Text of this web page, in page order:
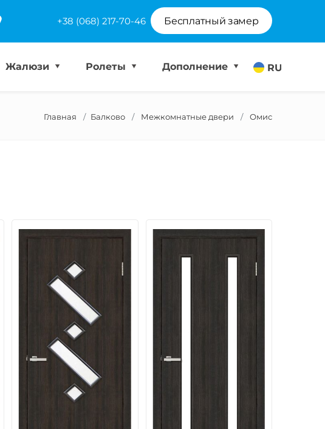
+38 (068) 217-70-46 Бесплатный замер
RU
Жалюзи Ролеты Дополнение
Главная Балково Межкомнатные двери Омис